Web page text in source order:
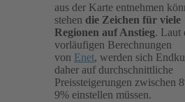
aus der Karte entnehmen
stehen die Zeichen für viele
Regionen auf Anstieg. Laut
vorläufigen Berechnungen
von Enet, werden sich
daher auf durchschnittliche
Preissteigerungen zwischen
9% einstellen müssen.